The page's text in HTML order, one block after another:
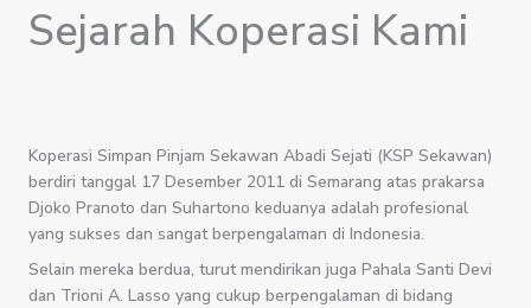
Sejarah Koperasi Kami
Koperasi Simpan Pinjam Sekawan Abadi Sejati (KSP Sekawan)
berdiri tanggal 17 Desember 2011 di Semarang atas prakarsa
Djoko Pranoto dan Suhartono keduanya adalah profesional
yang sukses dan sangat berpengalaman di Indonesia.
Selain mereka berdua, turut mendirikan juga Pahala Santi Devi
dan Trioni A. Lasso yang cukup berpengalaman di bidang